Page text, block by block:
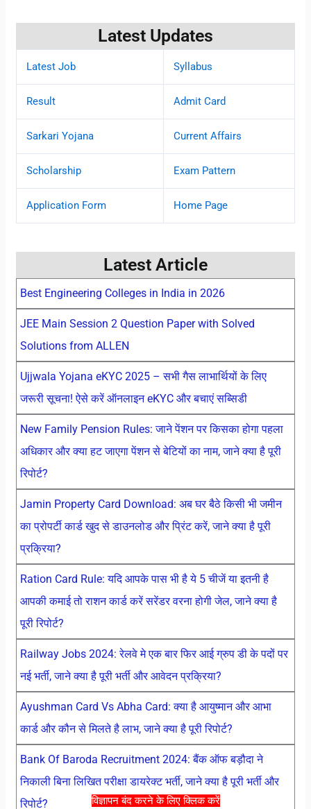
विज्ञापन बंद करने के लिए क्लिक करें
Latest Updates
Latest Job Syllabus
Result Admit Card
Sarkari Yojana Current Affairs
Scholarship Exam Pattern
Application Form Home Page
Latest Article
Best Engineering Colleges in India in 2026
JEE Main Session 2 Question Paper with Solved
Solutions from ALLEN
Ujjwala Yojana eKYC 2025 – सभी गैस लाभार्थियों के लिए
जरूरी सूचना! ऐसे करें ऑनलाइन eKYC और बचाएं सब्सिडी
New Family Pension Rules: जाने पेंशन पर किसका होगा पहला
अधिकार और क्या हट जाएगा पेंशन से बेटियों का नाम, जाने क्या है पूरी
रिपोर्ट?
Jamin Property Card Download: अब घर बैठे किसी भी जमीन
का प्रोपर्टी कार्ड खुद से डाउनलोड और प्रिंट करें, जाने क्या है पूरी
प्रक्रिया?
Ration Card Rule: यदि आपके पास भी है ये 5 चीजें या इतनी है
आपकी कमाई तो राशन कार्ड करें सरेंडर वरना होगी जेल, जाने क्या है
पूरी रिपोर्ट?
Railway Jobs 2024: रेलवे मे एक बार फिर आई ग्रुप डी के पदों पर
नई भर्ती, जाने क्या है पूरी भर्ती और आवेदन प्रक्रिया?
Ayushman Card Vs Abha Card: क्या है आयुष्मान और आभा
कार्ड और कौन से मिलते है लाभ, जाने क्या है पूरी रिपोर्ट?
Bank Of Baroda Recruitment 2024: बैंक ऑफ बड़ौदा ने
निकाली बिना लिखित परीक्षा डायरेक्ट भर्ती, जाने क्या है पूरी भर्ती और
रिपोर्ट?